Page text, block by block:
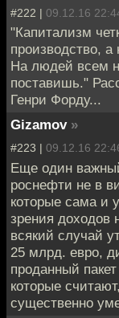
#222 | 09.12.16
"Капитализм
производство,
На людей всем
поставишь."
Генри Форду...
Gizamov »
#223 | 09.12.16
Еще один
роснефти не в
которые сама и
зрения доходов
всякий случай
25 млрд. евро,
проданный
которые
существенно